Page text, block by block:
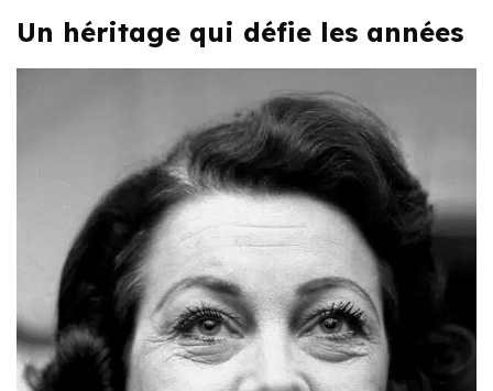
Un héritage qui défie les années